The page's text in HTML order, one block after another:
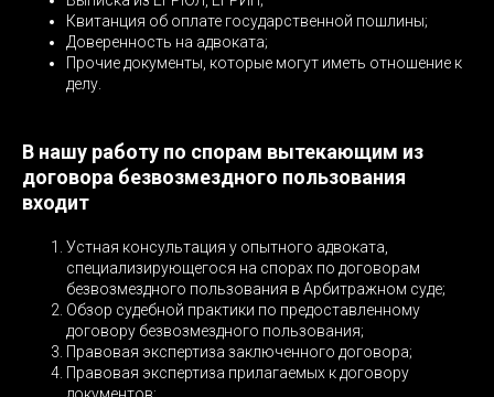
Квитанция об оплате государственной пошлины;
Доверенность на адвоката;
Прочие документы, которые могут иметь отношение к
делу.
В нашу работу по спорам вытекающим из
договора безвозмездного пользования
входит
Устная консультация у опытного адвоката,
специализирующегося на спорах по договорам
безвозмездного пользования в Арбитражном суде;
Обзор судебной практики по предоставленному
договору безвозмездного пользования;
Правовая экспертиза заключенного договора;
Правовая экспертиза прилагаемых к договору